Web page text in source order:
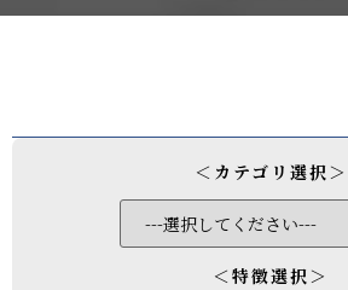
＜カテゴリ選択＞
＜特徴選択＞